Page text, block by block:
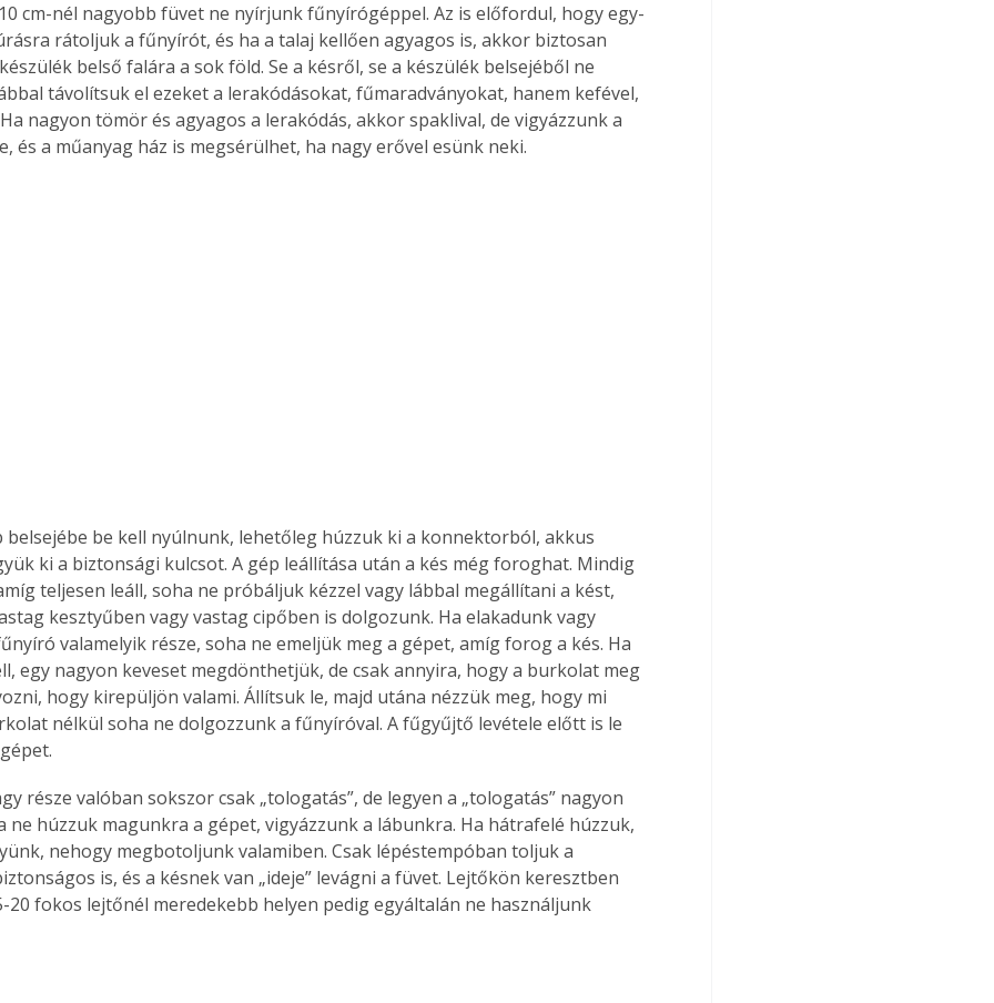
egyedi
vagy
is
Bárhol,
élve
az
cm-nél nagyobb füvet ne nyírjunk fűnyírógéppel. Az is előfordul, hogy egy-
rátoljuk a fűnyírót, és ha a talaj kellően agyagos is, akkor biztosan
belső falára a sok föld. Se a késről, se a készülék belsejéből ne
távolítsuk el ezeket a lerakódásokat, fűmaradványokat, hanem kefével,
nagyon tömör és agyagos a lerakódás, akkor spaklival, de vigyázzunk a
és a műanyag ház is megsérülhet, ha nagy erővel esünk neki.
belsejébe be kell nyúlnunk, lehetőleg húzzuk ki a konnektorból, akkus
ki a biztonsági kulcsot. A gép leállítása után a kés még foroghat. Mindig
teljesen leáll, soha ne próbáljuk kézzel vagy lábbal megállítani a kést,
kesztyűben vagy vastag cipőben is dolgozunk. Ha elakadunk vagy
valamelyik része, soha ne emeljük meg a gépet, amíg forog a kés. Ha
egy nagyon keveset megdönthetjük, de csak annyira, hogy a burkolat meg
hogy kirepüljön valami. Állítsuk le, majd utána nézzük meg, hogy mi
nélkül soha ne dolgozzunk a fűnyíróval. A fűgyűjtő levétele előtt is le
része valóban sokszor csak „tologatás”, de legyen a „tologatás” nagyon
ne húzzuk magunkra a gépet, vigyázzunk a lábunkra. Ha hátrafelé húzzuk,
nehogy megbotoljunk valamiben. Csak lépéstempóban toljuk a
is, és a késnek van „ideje” levágni a füvet. Lejtőkön keresztben
20 fokos lejtőnél meredekebb helyen pedig egyáltalán ne használjunk